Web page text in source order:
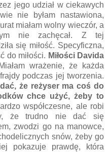
jego udział w ciekawych
nie byłam nastawiona,
miałam wolny wieczór, a
nie zachęcał. Z tej
się miłość. Specyficzna,
do miłości. Miłości Davida
wrażenie, że każda
podczas jej tworzenia.
że reżyser ma coś do
chce użyć, żeby to
współczesne, ale robi
że trudno nie dać się
zwodzi go na manowce,
snów, żeby go
pokazuje prawdę, która